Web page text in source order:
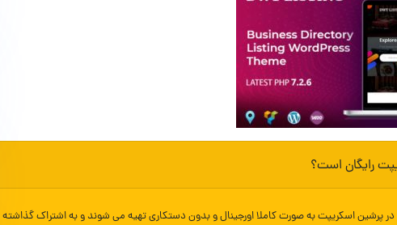
رایگان است؟
پرشین اسکریپت به صورت کاملا اورجینال و بدون دستکاری تهیه می شوند و به اشتراک گذاشته